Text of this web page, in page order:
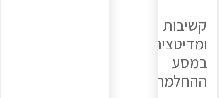
קשיבות
ומדיטציה
במסע
ההחלמה